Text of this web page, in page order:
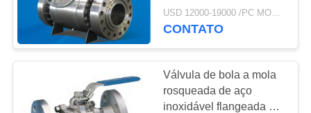
válvula de esfera Verme
caixa de engrenagens
fogo
USD 12000-19000 /PC MOQ:1
CONTATO
Válvula de bola a mola
rosqueada de aço
inoxidável flangeada PC